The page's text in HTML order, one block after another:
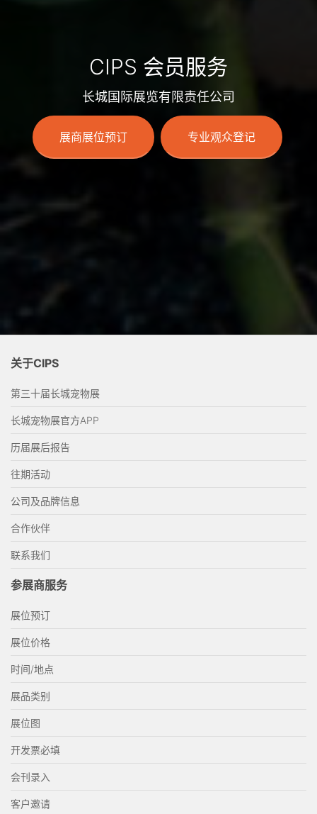
CIPS 会员服务
长城国际展览有限责任公司
展商展位预订 专业观众登记
关于CIPS
第三十届长城宠物展
长城宠物展官方APP
历届展后报告
往期活动
公司及品牌信息
合作伙伴
联系我们
参展商服务
展位预订
展位价格
时间/地点
展品类别
展位图
开发票必填
会刊录入
客户邀请